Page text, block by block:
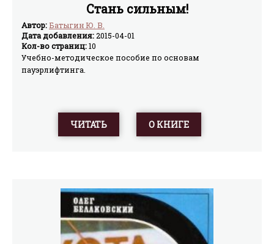
Стань сильным!
Автор:Батыгин Ю. В.
Дата добавления:2015-04-01
Кол-во страниц:10
Учебно-методическое пособие по основам
пауэрлифтинга.
ЧИТАТЬ О КНИГЕ